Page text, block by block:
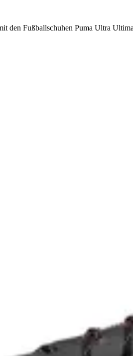
den Fußballschuhen Puma Ultra